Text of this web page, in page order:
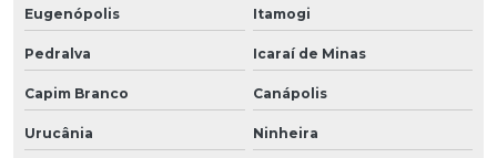
Eugenópolis Itamogi
Pedralva Icaraí de Minas
Capim Branco Canápolis
Urucânia Ninheira